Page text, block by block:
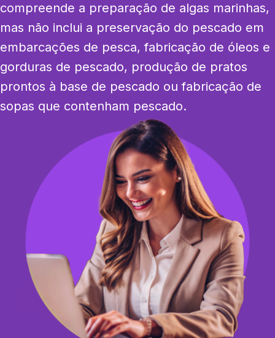
compreende a preparação de algas marinhas,
mas não inclui a preservação do pescado em
embarcações de pesca, fabricação de óleos e
gorduras de pescado, produção de pratos
prontos à base de pescado ou fabricação de
sopas que contenham pescado.